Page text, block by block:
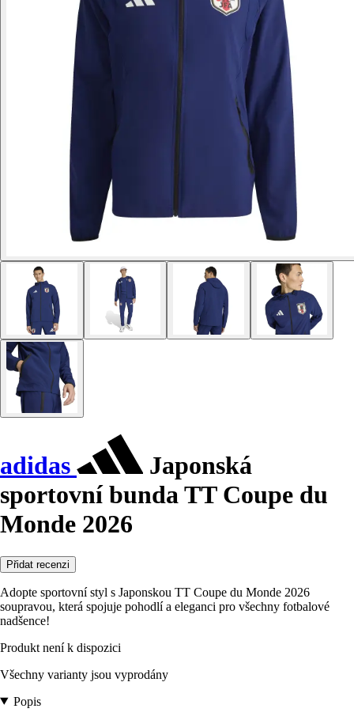
adidas
Japonská
sportovní bunda TT Coupe du
Monde 2026
Přidat recenzi
Adopte sportovní styl s Japonskou TT Coupe du Monde 2026
soupravou, která spojuje pohodlí a eleganci pro všechny fotbalové
nadšence!
Produkt není k dispozici
Všechny varianty jsou vyprodány
Popis